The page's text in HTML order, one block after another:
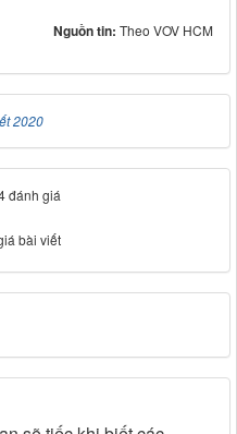
Nguồn tin: Theo VOV HCM
2020
đánh giá
bài viết